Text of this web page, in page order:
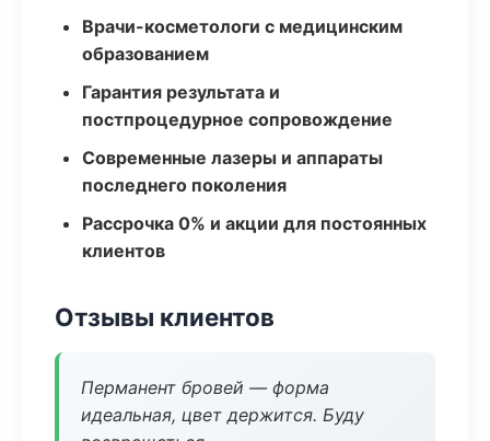
Врачи-косметологи с медицинским
образованием
Гарантия результата и
постпроцедурное сопровождение
Современные лазеры и аппараты
последнего поколения
Рассрочка 0% и акции для постоянных
клиентов
Отзывы клиентов
Перманент бровей — форма
идеальная, цвет держится. Буду